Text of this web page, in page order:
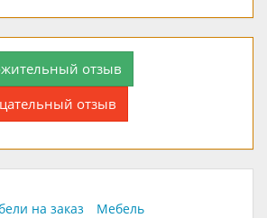
отзыв
отзыв
на заказ
Мебель